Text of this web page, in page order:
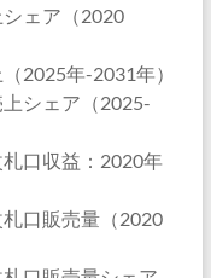
ェア（2020
2025年-2031年）
シェア（2025-
口収益：2020年
口販売量（2020